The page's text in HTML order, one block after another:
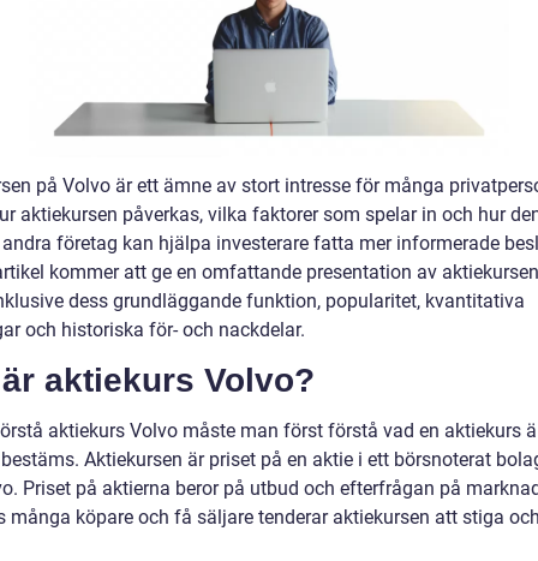
på Volvo är ett ämne av stort intresse för många
aktiekursen påverkas, vilka faktorer som spelar in och hur
företag kan hjälpa investerare fatta mer informerade
kommer att ge en omfattande presentation av
dess grundläggande funktion, popularitet, kvantitativa
och historiska för- och nackdelar.
aktiekurs Volvo?
aktiekurs Volvo måste man först förstå vad en aktiekurs
Aktiekursen är priset på en aktie i ett börsnoterat
Priset på aktierna beror på utbud och efterfrågan på
många köpare och få säljare tenderar aktiekursen att stiga